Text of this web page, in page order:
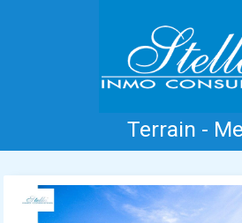
Terrain -
Accueil Costa Blanca
Nouvelle